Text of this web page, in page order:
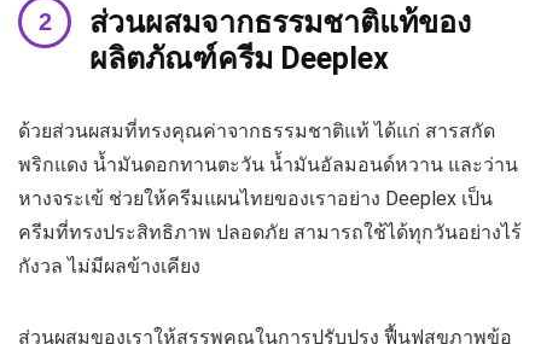
ส่วนผสมจากธรรมชาติแท้ของ
ผลิตภัณฑ์ครีม Deeplex
ด้วยส่วนผสมที่ทรงคุณค่าจากธรรมชาติแท้ ได้แก่ สารสกัด
พริกแดง น้ำมันดอกทานตะวัน น้ำมันอัลมอนด์หวาน และว่าน
หางจระเข้ ช่วยให้ครีมแผนไทยของเราอย่าง Deeplex เป็น
ครีมที่ทรงประสิทธิภาพ ปลอดภัย สามารถใช้ได้ทุกวันอย่างไร้
กังวล ไม่มีผลข้างเคียง
ส่วนผสมของเราให้สรรพคุณในการปรับปรุง ฟื้นฟูสุขภาพข้อ